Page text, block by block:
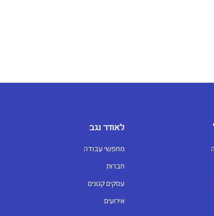
לאודר נגב
מחפשי עבודה
חברות
עסקים קטנים
אירועים